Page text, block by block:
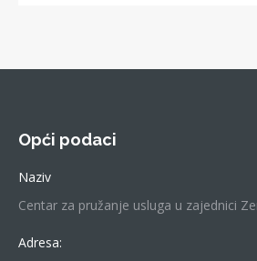
Opći podaci
Naziv
Centar za pružanje usluga u zajednici
Adresa: